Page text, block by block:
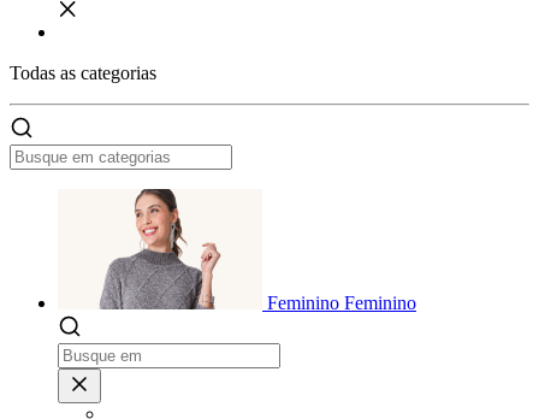
Todas as categorias
Feminino Feminino